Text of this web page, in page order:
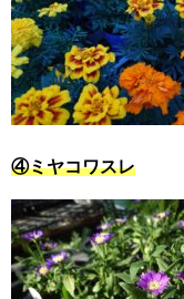
④ミヤコワスレ